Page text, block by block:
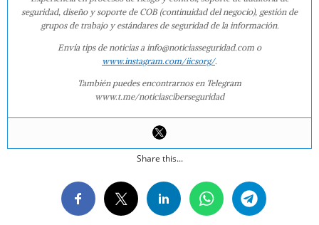
seguridad, diseño y soporte de COB (continuidad del negocio), gestión de
grupos de trabajo y estándares de seguridad de la información.
Envía tips de noticias a info@noticiasseguridad.com o
www.instagram.com/iicsorg/.
También puedes encontrarnos en Telegram
www.t.me/noticiasciberseguridad
Share this...